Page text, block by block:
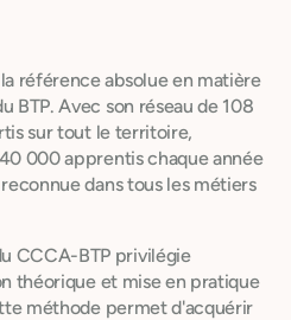
référence absolue en matière
BTP. Avec son réseau de 108
sur tout le territoire,
000 apprentis chaque année
dans tous les métiers
CCCA-BTP privilégie
théorique et mise en pratique
méthode permet d'acquérir